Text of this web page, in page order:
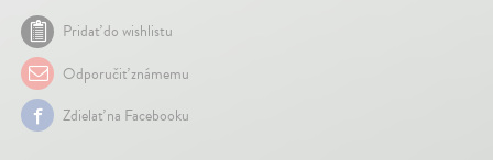
Pridať do wishlistu
Odporučiť známemu
Zdielať na Facebooku